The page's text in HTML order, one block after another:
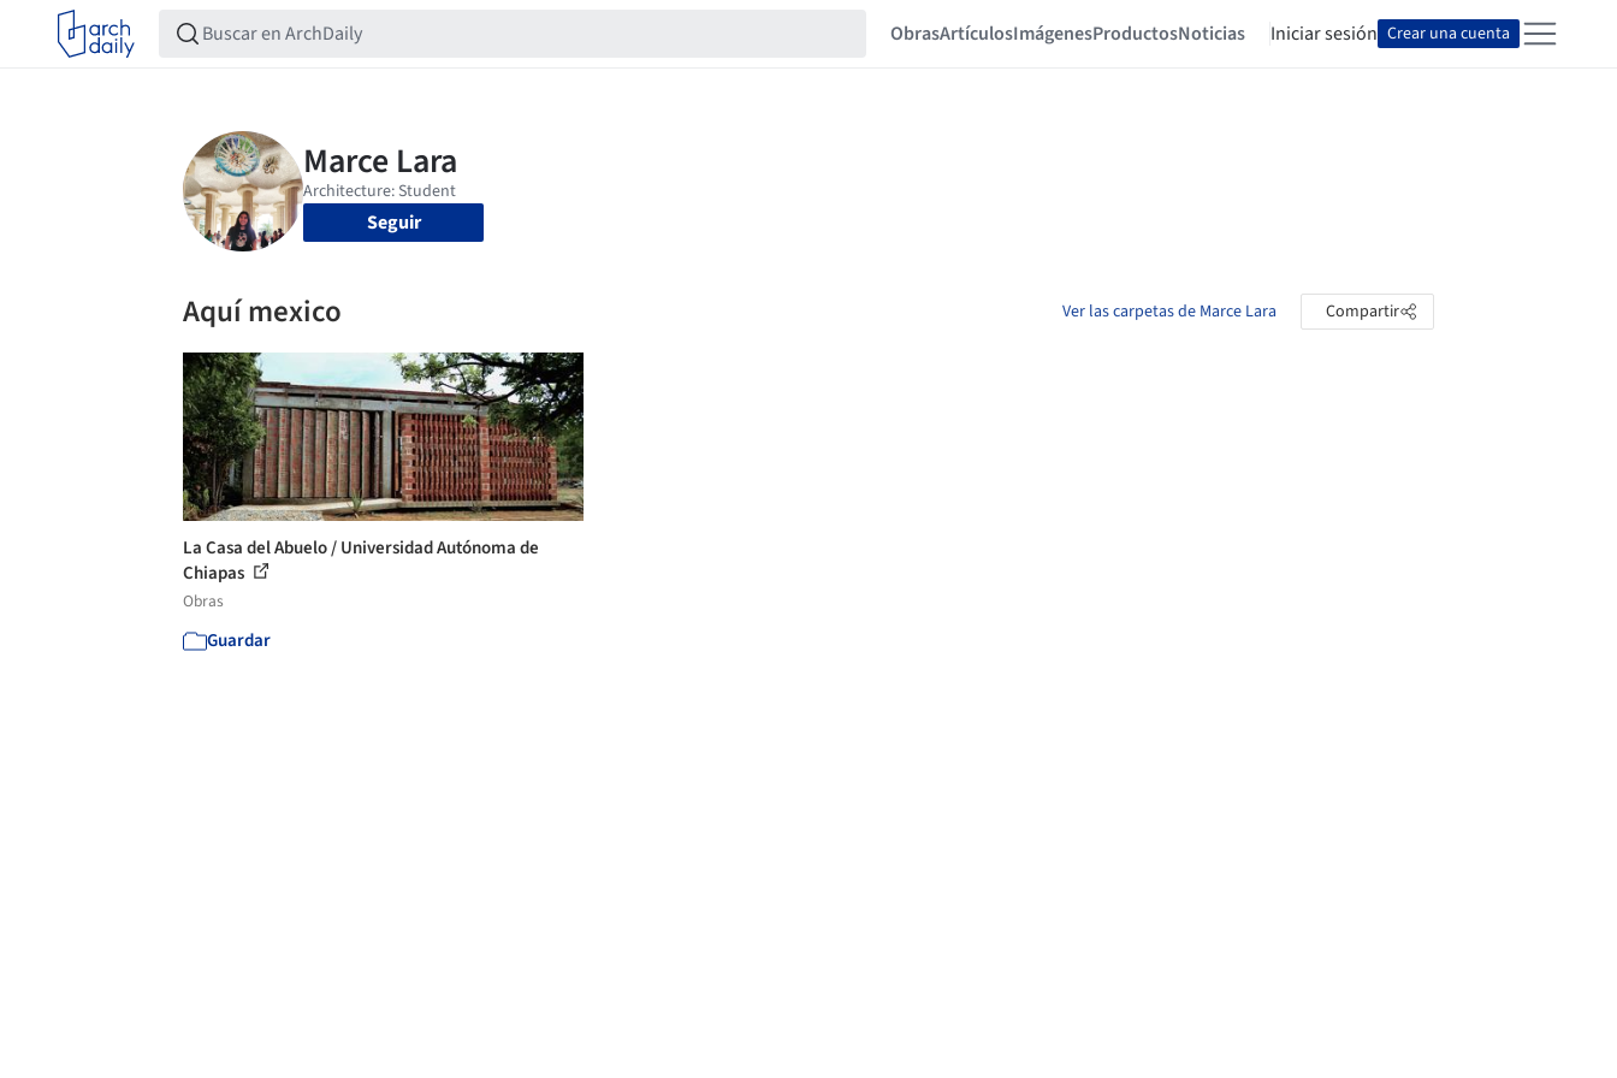
ObrasArtículosImágenesProductosNoticias Iniciar sesión Crear una cuenta
Seguir
Aquí mexico Ver las carpetas de Marce Lara Compartir
La Casa del Abuelo / Universidad Autónoma de
Chiapas
Obras
Guardar